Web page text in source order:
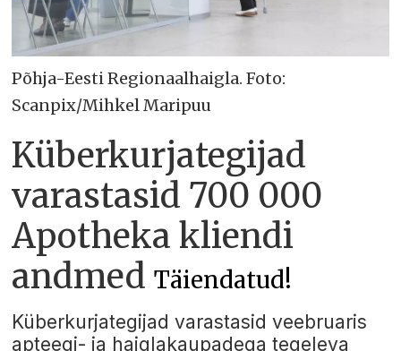
Põhja-Eesti Regionaalhaigla. Foto:
Scanpix/Mihkel Maripuu
Küberkurjategijad
varastasid 700 000
Apotheka kliendi
andmedTäiendatud!
Küberkurjategijad varastasid veebruaris
apteegi- ja haiglakaupadega tegeleva